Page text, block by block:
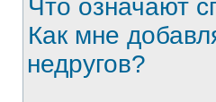
Что означают
Как мне
недругов?